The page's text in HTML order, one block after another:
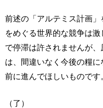
前述の「アルテミス計画
をめぐる世界的な競争は
で停滞は許されませんが
は、間違いなく今後の糧
前に進んでほしいものです
（了）